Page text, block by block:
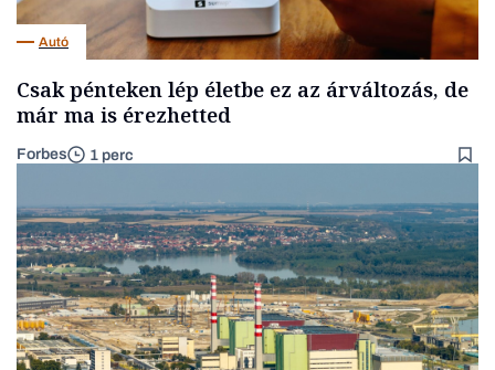
Autó
Csak pénteken lép életbe ez az árváltozás, de
már ma is érezhetted
Forbes 1 perc